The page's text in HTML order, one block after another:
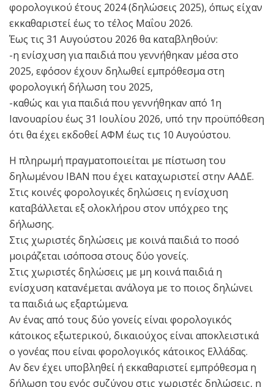
φορολογικού έτους 2024 (δηλώσεις 2025), όπως είχαν
εκκαθαριστεί έως το τέλος Μαΐου 2026.
Έως τις 31 Αυγούστου 2026 θα καταβληθούν:
-η ενίσχυση για παιδιά που γεννήθηκαν μέσα στο
2025, εφόσον έχουν δηλωθεί εμπρόθεσμα στη
φορολογική δήλωση του 2025,
-καθώς και για παιδιά που γεννήθηκαν από 1η
Ιανουαρίου έως 31 Ιουλίου 2026, υπό την προϋπόθεση
ότι θα έχει εκδοθεί ΑΦΜ έως τις 10 Αυγούστου.
Η πληρωμή πραγματοποιείται με πίστωση του
δηλωμένου IBAN που έχει καταχωριστεί στην ΑΑΔΕ.
Στις κοινές φορολογικές δηλώσεις η ενίσχυση
καταβάλλεται εξ ολοκλήρου στον υπόχρεο της
δήλωσης.
Στις χωριστές δηλώσεις με κοινά παιδιά το ποσό
μοιράζεται ισόποσα στους δύο γονείς.
Στις χωριστές δηλώσεις με μη κοινά παιδιά η
ενίσχυση κατανέμεται ανάλογα με το ποιος δηλώνει
τα παιδιά ως εξαρτώμενα.
Αν ένας από τους δύο γονείς είναι φορολογικός
κάτοικος εξωτερικού, δικαιούχος είναι αποκλειστικά
ο γονέας που είναι φορολογικός κάτοικος Ελλάδας.
Αν δεν έχει υποβληθεί ή εκκαθαριστεί εμπρόθεσμα η
δήλωση του ενός συζύγου στις χωριστές δηλώσεις, η